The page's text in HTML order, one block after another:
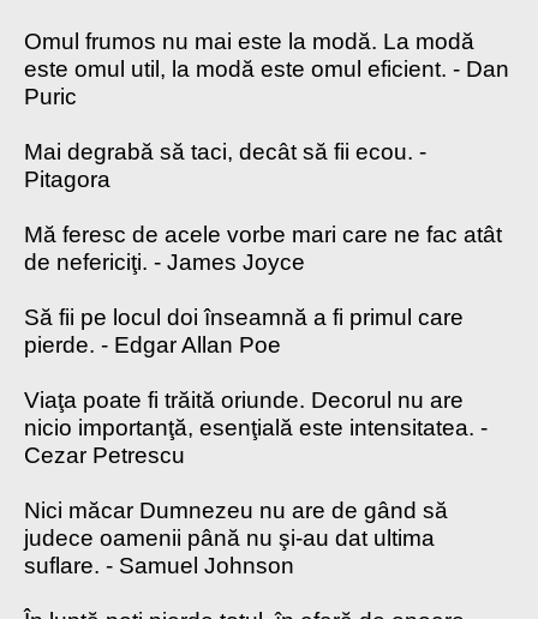
Omul frumos nu mai este la modă. La modă
este omul util, la modă este omul eficient. - Dan
Puric
Mai degrabă să taci, decât să fii ecou. -
Pitagora
Mă feresc de acele vorbe mari care ne fac atât
de nefericiţi. - James Joyce
Să fii pe locul doi înseamnă a fi primul care
pierde. - Edgar Allan Poe
Viaţa poate fi trăită oriunde. Decorul nu are
nicio importanţă, esenţială este intensitatea. -
Cezar Petrescu
Nici măcar Dumnezeu nu are de gând să
judece oamenii până nu şi-au dat ultima
suflare. - Samuel Johnson